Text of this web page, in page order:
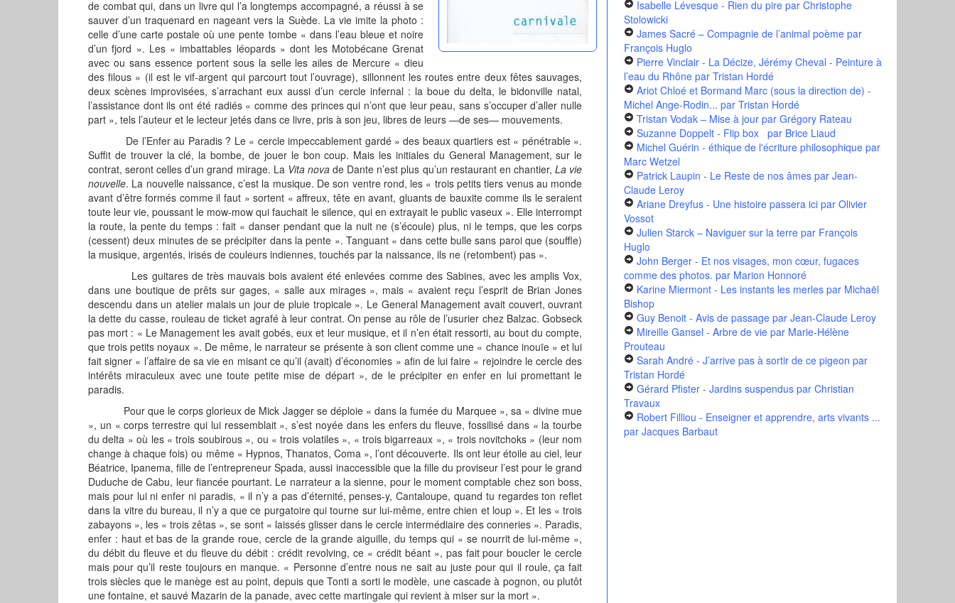
de combat qui, dans un livre qui l’a longtemps accompagné, a réussi à se
sauver d’un traquenard en nageant vers la Suède. La vie imite la photo :
celle d’une carte postale où une pente tombe « dans l’eau bleue et noire
d’un fjord ». Les « imbattables léopards » dont les Motobécane Grenat
avec ou sans essence portent sous la selle les ailes de Mercure « dieu
des filous » (il est le vif-argent qui parcourt tout l’ouvrage), sillonnent les routes entre deux fêtes sauvages,
deux scènes improvisées, s’arrachant eux aussi d’un cercle infernal : la boue du delta, le bidonville natal,
l’assistance dont ils ont été radiés « comme des princes qui n’ont que leur peau, sans s’occuper d’aller nulle
part », tels l’auteur et le lecteur jetés dans ce livre, pris à son jeu, libres de leurs —de ses— mouvements.
De l’Enfer au Paradis ? Le « cercle impeccablement gardé » des beaux quartiers est « pénétrable ».
Suffit de trouver la clé, la bombe, de jouer le bon coup. Mais les initiales du General Management, sur le
contrat, seront celles d’un grand mirage. La Vita nova de Dante n’est plus qu’un restaurant en chantier,La vie
nouvelle. La nouvelle naissance, c’est la musique. De son ventre rond, les « trois petits tiers venus au monde
avant d’être formés comme il faut » sortent « affreux, tête en avant, gluants de bauxite comme ils le seraient
toute leur vie, poussant le mow-mow qui fauchait le silence, qui en extrayait le public vaseux ». Elle interrompt
la route, la pente du temps : fait « danser pendant que la nuit ne (s’écoule) plus, ni le temps, que les corps
(cessent) deux minutes de se précipiter dans la pente ». Tanguant « dans cette bulle sans paroi que (souffle)
la musique, argentés, irisés de couleurs indiennes, touchés par la naissance, ils ne (retombent) pas ».
Les guitares de très mauvais bois avaient été enlevées comme des Sabines, avec les amplis Vox,
dans une boutique de prêts sur gages, « salle aux mirages », mais « avaient reçu l’esprit de Brian Jones
descendu dans un atelier malais un jour de pluie tropicale ». Le General Management avait couvert, ouvrant
la dette du casse, rouleau de ticket agrafé à leur contrat. On pense au rôle de l’usurier chez Balzac. Gobseck
pas mort : « Le Management les avait gobés, eux et leur musique, et il n’en était ressorti, au bout du compte,
que trois petits noyaux ». De même, le narrateur se présente à son client comme une « chance inouïe » et lui
fait signer « l’affaire de sa vie en misant ce qu’il (avait) d’économies » afin de lui faire « rejoindre le cercle des
intérêts miraculeux avec une toute petite mise de départ », de le précipiter en enfer en lui promettant le
paradis.
Pour que le corps glorieux de Mick Jagger se déploie « dans la fumée du Marquee », sa « divine mue
», un « corps terrestre qui lui ressemblait », s’est noyée dans les enfers du fleuve, fossilisé dans « la tourbe
du delta » où les « trois soubirous », ou « trois volatiles », « trois bigarreaux », « trois novitchoks » (leur nom
change à chaque fois) ou même « Hypnos, Thanatos, Coma », l’ont découverte. Ils ont leur étoile au ciel, leur
Béatrice, Ipanema, fille de l’entrepreneur Spada, aussi inaccessible que la fille du proviseur l’est pour le grand
Duduche de Cabu, leur fiancée pourtant. Le narrateur a la sienne, pour le moment comptable chez son boss,
mais pour lui ni enfer ni paradis, « il n’y a pas d’éternité, penses-y, Cantaloupe, quand tu regardes ton reflet
dans la vitre du bureau, il n’y a que ce purgatoire qui tourne sur lui-même, entre chien et loup ». Et les « trois
zabayons », les « trois zêtas », se sont « laissés glisser dans le cercle intermédiaire des conneries ». Paradis,
enfer : haut et bas de la grande roue, cercle de la grande aiguille, du temps qui « se nourrit de lui-même »,
du débit du fleuve et du fleuve du débit : crédit revolving, ce « crédit béant », pas fait pour boucler le cercle
mais pour qu’il reste toujours en manque. « Personne d’entre nous ne sait au juste pour qui il roule, ça fait
trois siècles que le manège est au point, depuis que Tonti a sorti le modèle, une cascade à pognon, ou plutôt
une fontaine, et sauvé Mazarin de la panade, avec cette martingale qui revient à miser sur la mort ».
Isabelle Lévesque - Rien du pirepar Christophe
Stolowicki
James Sacré – Compagnie de l’animal poèmepar
François Huglo
Pierre Vinclair - La Décize, Jérémy Cheval - Peinture à
l’eau du Rhônepar Tristan Hordé
Ariot Chloé et Bormand Marc (sous la direction de) -
Michel Ange-Rodin... par Tristan Hordé
Tristan Vodak – Mise à jourpar Grégory Rateau
Suzanne Doppelt - Flip box par Brice Liaud
Michel Guérin - éthique de l'écriture philosophiquepar
Marc Wetzel
Patrick Laupin - Le Reste de nos âmespar Jean-
Claude Leroy
Ariane Dreyfus - Une histoire passera icipar Olivier
Vossot
Julien Starck – Naviguer sur la terrepar François
Huglo
John Berger - Et nos visages, mon cœur, fugaces
comme des photos. par Marion Honnoré
Karine Miermont - Les instants les merlespar Michaël
Bishop
Guy Benoit - Avis de passagepar Jean-Claude Leroy
Mireille Gansel - Arbre de viepar Marie-Hélène
Prouteau
Sarah André - J’arrive pas à sortir de ce pigeon par
Tristan Hordé
Gérard Pfister - Jardins suspenduspar Christian
Travaux
Robert Filliou - Enseigner et apprendre, arts vivants ...
par Jacques Barbaut